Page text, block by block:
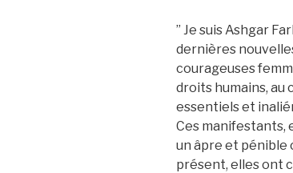
” Je suis Ashgar
dernières
courageuses
droits humains, au
essentiels et
Ces manifestants,
un âpre et pénible
présent, elles ont